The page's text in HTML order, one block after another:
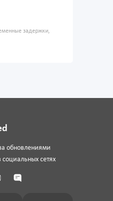
задержки,
обновлениями
социальных сетях